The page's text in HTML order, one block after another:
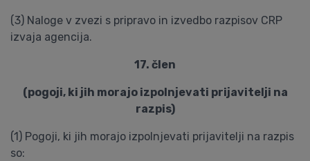
(3) Naloge v zvezi s pripravo in izvedbo razpisov CRP
izvaja agencija.
17. člen
(pogoji, ki jih morajo izpolnjevati prijavitelji na
razpis)
(1) Pogoji, ki jih morajo izpolnjevati prijavitelji na razpis
so: